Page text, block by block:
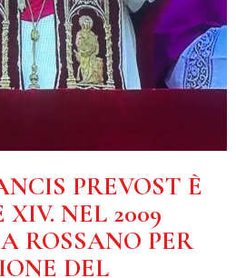
PREVOST È
XIV. NEL 2009
ROSSANO PER
DEL